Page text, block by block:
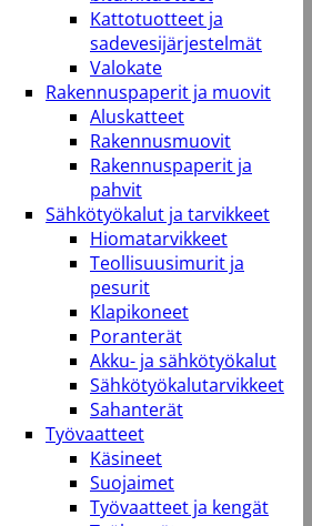
Kattotuotteet ja
sadevesijärjestelmät
Valokate
Rakennuspaperit ja muovit
Aluskatteet
Rakennusmuovit
Rakennuspaperit ja
pahvit
Sähkötyökalut ja tarvikkeet
Hiomatarvikkeet
Teollisuusimurit ja
pesurit
Klapikoneet
Poranterät
Akku- ja sähkötyökalut
Sähkötyökalutarvikkeet
Sahanterät
Työvaatteet
Käsineet
Suojaimet
Työvaatteet ja kengät